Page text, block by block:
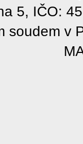
5, IČO:
soudem v